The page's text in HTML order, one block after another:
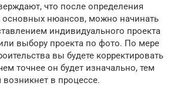
что после определения
нюансов, можно начинать
индивидуального проекта
выбору проекта по фото. По мере
вы будете корректировать
точнее он будет изначально, тем
в процессе.